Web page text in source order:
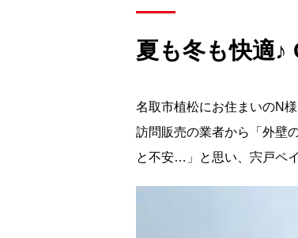
夏も冬も快適♪
名取市植松にお住まいのN
訪問販売の業者から「外壁
と不安…」と思い、宍戸ペ